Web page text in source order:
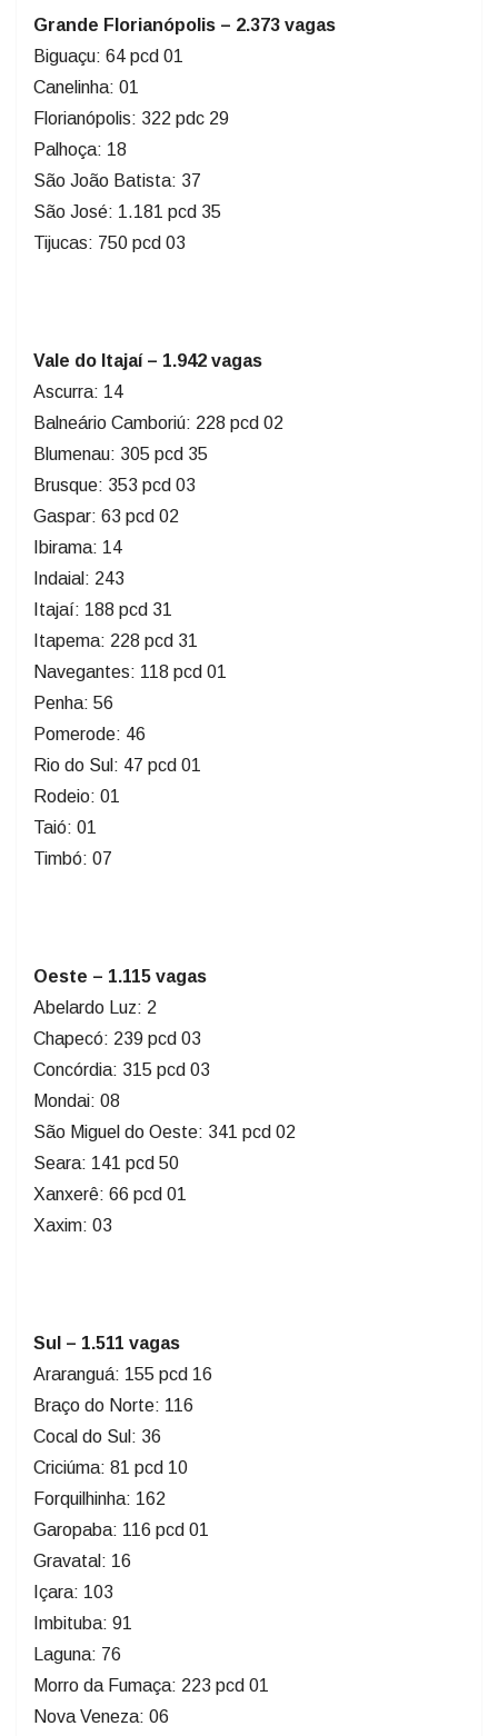
Grande Florianópolis – 2.373 vagas
Biguaçu: 64 pcd 01
Canelinha: 01
Florianópolis: 322 pdc 29
Palhoça: 18
São João Batista: 37
São José: 1.181 pcd 35
Tijucas: 750 pcd 03
Vale do Itajaí – 1.942 vagas
Ascurra: 14
Balneário Camboriú: 228 pcd 02
Blumenau: 305 pcd 35
Brusque: 353 pcd 03
Gaspar: 63 pcd 02
Ibirama: 14
Indaial: 243
Itajaí: 188 pcd 31
Itapema: 228 pcd 31
Navegantes: 118 pcd 01
Penha: 56
Pomerode: 46
Rio do Sul: 47 pcd 01
Rodeio: 01
Taió: 01
Timbó: 07
Oeste – 1.115 vagas
Abelardo Luz: 2
Chapecó: 239 pcd 03
Concórdia: 315 pcd 03
Mondai: 08
São Miguel do Oeste: 341 pcd 02
Seara: 141 pcd 50
Xanxerê: 66 pcd 01
Xaxim: 03
Sul – 1.511 vagas
Araranguá: 155 pcd 16
Braço do Norte: 116
Cocal do Sul: 36
Criciúma: 81 pcd 10
Forquilhinha: 162
Garopaba: 116 pcd 01
Gravatal: 16
Içara: 103
Imbituba: 91
Laguna: 76
Morro da Fumaça: 223 pcd 01
Nova Veneza: 06